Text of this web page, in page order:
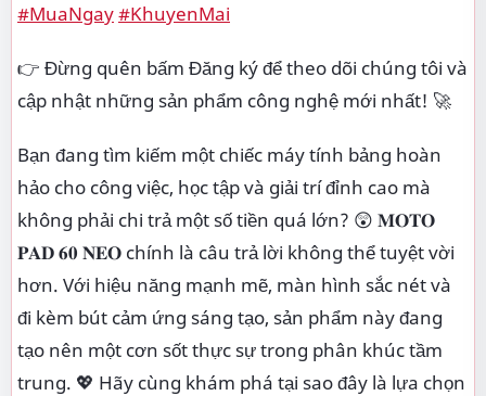
#MuaNgay#KhuyenMai
👉 Đừng quên bấm Đăng ký để theo dõi chúng tôi và
cập nhật những sản phẩm công nghệ mới nhất! 🚀
Bạn đang tìm kiếm một chiếc máy tính bảng hoàn
hảo cho công việc, học tập và giải trí đỉnh cao mà
không phải chi trả một số tiền quá lớn? 😲 𝐌𝐎𝐓𝐎
𝐏𝐀𝐃 𝟔𝟎 𝐍𝐄𝐎 chính là câu trả lời không thể tuyệt vời
hơn. Với hiệu năng mạnh mẽ, màn hình sắc nét và
đi kèm bút cảm ứng sáng tạo, sản phẩm này đang
tạo nên một cơn sốt thực sự trong phân khúc tầm
trung. 💖 Hãy cùng khám phá tại sao đây là lựa chọn